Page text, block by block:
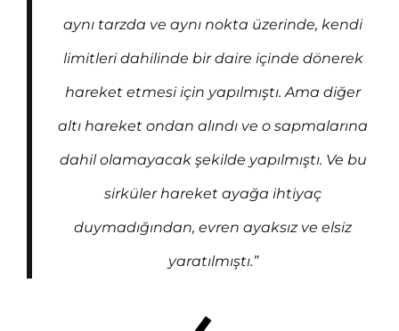
aynı tarzda ve aynı nokta üzerinde, kendi
limitleri dahilinde bir daire içinde dönerek
hareket etmesi için yapılmıştı. Ama diğer
altı hareket ondan alındı ve o sapmalarına
dahil olamayacak şekilde yapılmıştı. Ve bu
sirküler hareket ayağa ihtiyaç
duymadığından, evren ayaksız ve elsiz
yaratılmıştı.”